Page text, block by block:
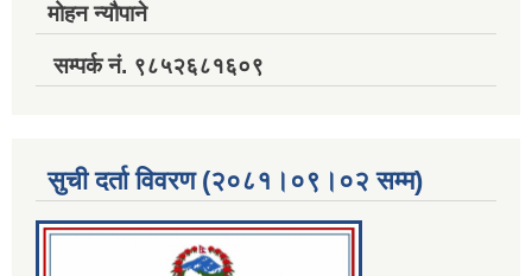
मोहन न्यौपाने
सम्पर्क नं. ९८५२६८१६०९
सुची दर्ता विवरण (२०८१।०९।०२ सम्म)